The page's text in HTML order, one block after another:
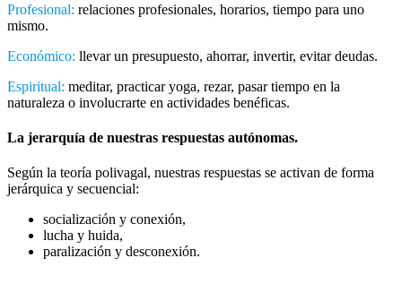
Profesional: relaciones profesionales, horarios, tiempo para uno
mismo.
Económico: llevar un presupuesto, ahorrar, invertir, evitar deudas.
Espiritual: meditar, practicar yoga, rezar, pasar tiempo en la
naturaleza o involucrarte en actividades benéficas.
La jerarquía de nuestras respuestas autónomas.
Según la teoría polivagal, nuestras respuestas se activan de forma
jerárquica y secuencial:
socialización y conexión,
lucha y huida,
paralización y desconexión.